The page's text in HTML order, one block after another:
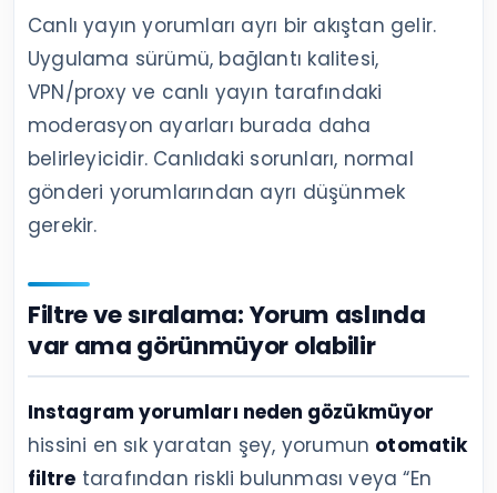
Canlı yayın yorumları ayrı bir akıştan gelir.
Uygulama sürümü, bağlantı kalitesi,
VPN/proxy ve canlı yayın tarafındaki
moderasyon ayarları burada daha
belirleyicidir. Canlıdaki sorunları, normal
gönderi yorumlarından ayrı düşünmek
gerekir.
Filtre ve sıralama: Yorum aslında
var ama görünmüyor olabilir
Instagram yorumları neden gözükmüyor
hissini en sık yaratan şey, yorumun otomatik
filtre tarafından riskli bulunması veya “En